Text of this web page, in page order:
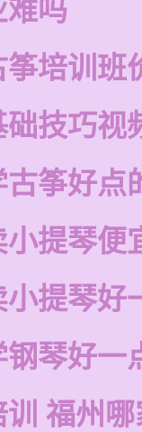
难吗
培训班
技巧视
筝好点
提琴便
提琴好
琴好一
训 福州